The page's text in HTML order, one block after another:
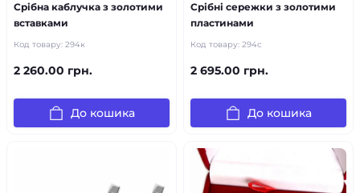
Срібна каблучка з золотими
вставками
Код товару: 294к
2 260.00 грн.
До кошика
Срібні сережки з золотими
пластинами
Код товару: 294c
2 695.00 грн.
До кошика